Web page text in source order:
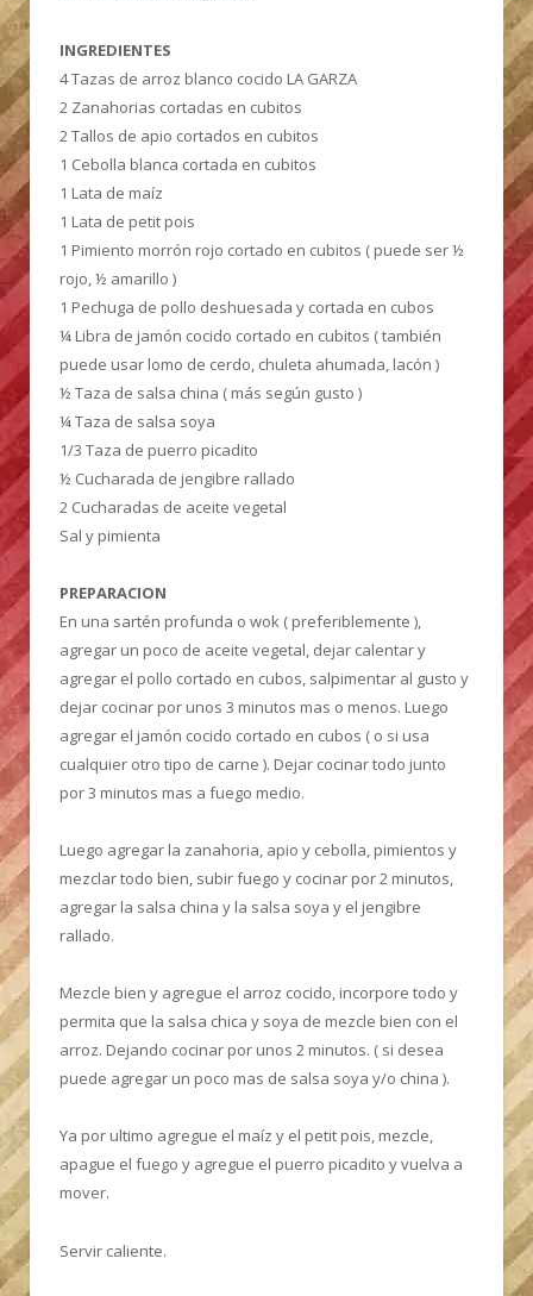
INGREDIENTES
4 Tazas de arroz blanco cocido LA GARZA
2 Zanahorias cortadas en cubitos
2 Tallos de apio cortados en cubitos
1 Cebolla blanca cortada en cubitos
1 Lata de maíz
1 Lata de petit pois
1 Pimiento morrón rojo cortado en cubitos ( puede ser ½
rojo, ½ amarillo )
1 Pechuga de pollo deshuesada y cortada en cubos
¼ Libra de jamón cocido cortado en cubitos ( también
puede usar lomo de cerdo, chuleta ahumada, lacón )
½ Taza de salsa china ( más según gusto )
¼ Taza de salsa soya
1/3 Taza de puerro picadito
½ Cucharada de jengibre rallado
2 Cucharadas de aceite vegetal
Sal y pimienta
PREPARACION
En una sartén profunda o wok ( preferiblemente ),
agregar un poco de aceite vegetal, dejar calentar y
agregar el pollo cortado en cubos, salpimentar al gusto y
dejar cocinar por unos 3 minutos mas o menos. Luego
agregar el jamón cocido cortado en cubos ( o si usa
cualquier otro tipo de carne ). Dejar cocinar todo junto
por 3 minutos mas a fuego medio.
Luego agregar la zanahoria, apio y cebolla, pimientos y
mezclar todo bien, subir fuego y cocinar por 2 minutos,
agregar la salsa china y la salsa soya y el jengibre
rallado.
Mezcle bien y agregue el arroz cocido, incorpore todo y
permita que la salsa chica y soya de mezcle bien con el
arroz. Dejando cocinar por unos 2 minutos. ( si desea
puede agregar un poco mas de salsa soya y/o china ).
Ya por ultimo agregue el maíz y el petit pois, mezcle,
apague el fuego y agregue el puerro picadito y vuelva a
mover.
Servir caliente.